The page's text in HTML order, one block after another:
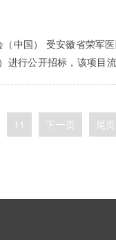
中国） 受安徽省荣军
行公开招标，该项目
11 下一页 尾页